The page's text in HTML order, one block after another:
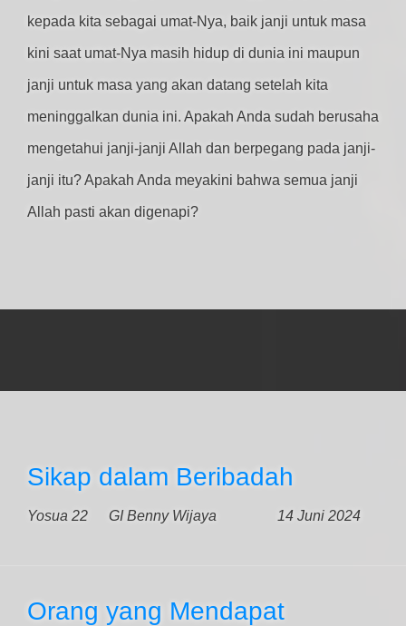
kepada kita sebagai umat-Nya, baik janji untuk masa
kini saat umat-Nya masih hidup di dunia ini maupun
janji untuk masa yang akan datang setelah kita
meninggalkan dunia ini. Apakah Anda sudah berusaha
mengetahui janji-janji Allah dan berpegang pada janji-
janji itu? Apakah Anda meyakini bahwa semua janji
Allah pasti akan digenapi?
Sikap dalam Beribadah
Yosua 22 14 Juni 2024
GI Benny Wijaya
Orang yang Mendapat